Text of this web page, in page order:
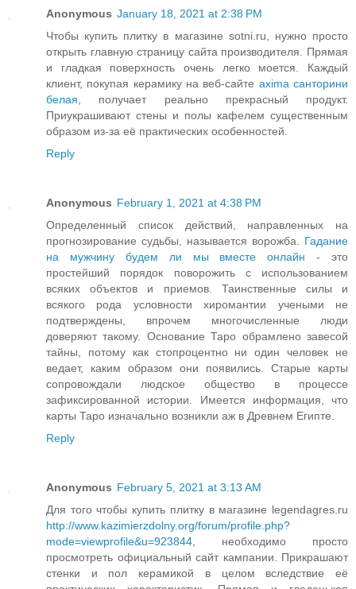
Anonymous January 18, 2021 at 2:38 PM
Чтобы купить плитку в магазине sotni.ru, нужно просто
открыть главную страницу сайта производителя. Прямая
и гладкая поверхность очень легко моется. Каждый
клиент, покупая керамику на веб-сайте axima санторини
белая , получает реально прекрасный продукт.
Приукрашивают стены и полы кафелем существенным
образом из-за её практических особенностей.
Reply
Anonymous February 1, 2021 at 4:38 PM
Определенный список действий, направленных на
прогнозирование судьбы, называется ворожба. Гадание
на мужчину будем ли мы вместе онлайн - это
простейший порядок поворожить с использованием
всяких объектов и приемов. Таинственные силы и
всякого рода условности хиромантии учеными не
подтверждены, впрочем многочисленные люди
доверяют такому. Основание Таро обрамлено завесой
тайны, потому как стопроцентно ни один человек не
ведает, каким образом они появились. Старые карты
сопровождали людское общество в процессе
зафиксированной истории. Имеется информация, что
карты Таро изначально возникли аж в Древнем Египте.
Reply
Anonymous February 5, 2021 at 3:13 AM
Для того чтобы купить плитку в магазине legendagres.ru
http://www.kazimierzdolny.org/forum/profile.php?
mode=viewprofile&u=923844 , необходимо просто
просмотреть официальный сайт кампании. Прикрашают
стенки и пол керамикой в целом вследствие её